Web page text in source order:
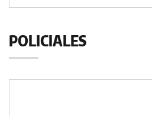
POLICIALES